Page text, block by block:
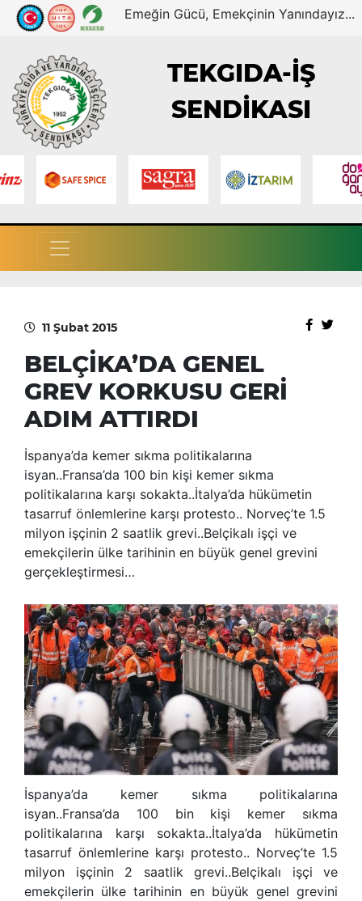
Emeğin Gücü, Emekçinin Yanındayız...
TEKGIDA-İŞ
SENDİKASI
11 Şubat 2015
BELÇİKA’DA GENEL
GREV KORKUSU GERİ
ADIM ATTIRDI
İspanya’da kemer sıkma politikalarına
isyan..Fransa’da 100 bin kişi kemer sıkma
politikalarına karşı sokakta..İtalya’da hükümetin
tasarruf önlemlerine karşı protesto.. Norveç’te 1.5
milyon işçinin 2 saatlik grevi..Belçikalı işçi ve
emekçilerin ülke tarihinin en büyük genel grevini
gerçekleştirmesi…
İspanya’da kemer sıkma politikalarına
isyan..Fransa’da 100 bin kişi kemer sıkma
politikalarına karşı sokakta..İtalya’da hükümetin
tasarruf önlemlerine karşı protesto.. Norveç’te 1.5
milyon işçinin 2 saatlik grevi..Belçikalı işçi ve
emekçilerin ülke tarihinin en büyük genel grevini